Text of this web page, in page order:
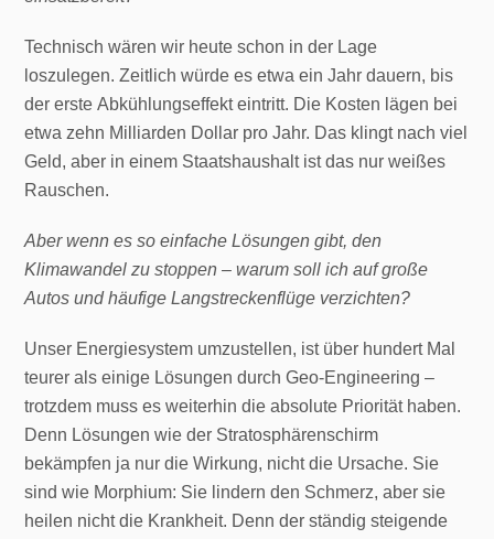
Technisch wären wir heute schon in der Lage
loszulegen. Zeitlich würde es etwa ein Jahr dauern, bis
der erste Abkühlungseffekt eintritt. Die Kosten lägen bei
etwa zehn Milliarden Dollar pro Jahr. Das klingt nach viel
Geld, aber in einem Staatshaushalt ist das nur weißes
Rauschen.
Aber wenn es so einfache Lösungen gibt, den
Klimawandel zu stoppen – warum soll ich auf große
Autos und häufige Langstreckenflüge verzichten?
Unser Energiesystem umzustellen, ist über hundert Mal
teurer als einige Lösungen durch Geo-Engineering –
trotzdem muss es weiterhin die absolute Priorität haben.
Denn Lösungen wie der Stratosphärenschirm
bekämpfen ja nur die Wirkung, nicht die Ursache. Sie
sind wie Morphium: Sie lindern den Schmerz, aber sie
heilen nicht die Krankheit. Denn der ständig steigende